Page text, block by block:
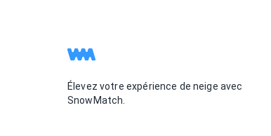
Élevez votre expérience de neige avec
SnowMatch.